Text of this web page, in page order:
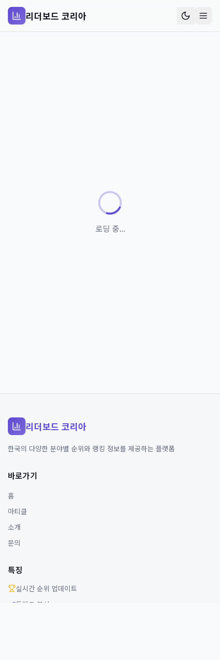
리더보드 코리아
로딩 중...
리더보드 코리아
한국의 다양한 분야별 순위와 랭킹 정보를 제공하는 플랫폼
바로가기
홈
아티클
소개
문의
특징
실시간 순위 업데이트
트렌드 분석